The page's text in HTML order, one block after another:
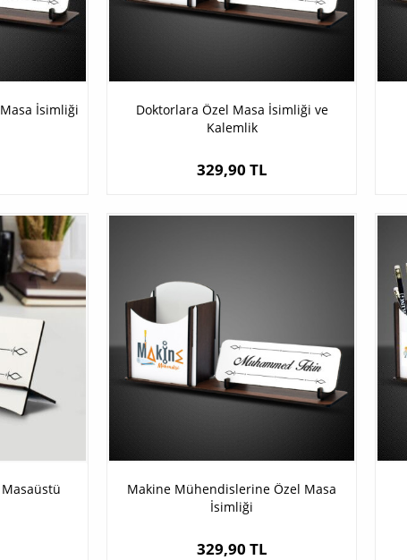
İsimliği
Doktorlara Özel Masa İsimliği ve
Kalemlik
329,90 TL
Makine Mühendislerine Özel Masa
İsimliği
329,90 TL